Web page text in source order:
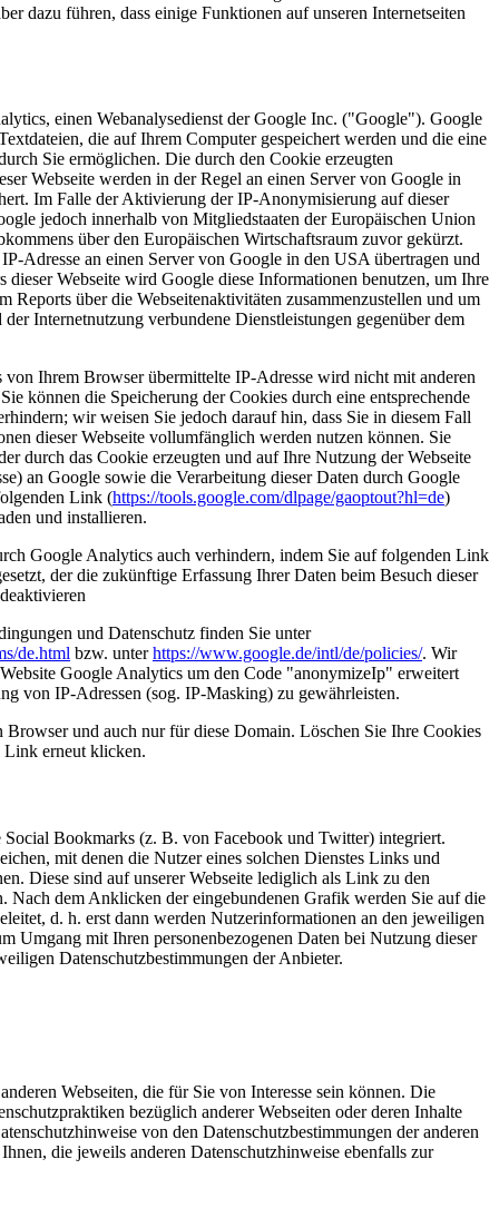
dazu führen, dass einige Funktionen auf unseren Internetseiten
einen Webanalysedienst der Google Inc. ("Google"). Google
die auf Ihrem Computer gespeichert werden und die eine
Sie ermöglichen. Die durch den Cookie erzeugten
Webseite werden in der Regel an einen Server von Google in
Im Falle der Aktivierung der IP-Anonymisierung auf dieser
jedoch innerhalb von Mitgliedstaaten der Europäischen Union
über den Europäischen Wirtschaftsraum zuvor gekürzt.
Adresse an einen Server von Google in den USA übertragen und
dieser Webseite wird Google diese Informationen benutzen, um Ihre
Reports über die Webseitenaktivitäten zusammenzustellen und um
Internetnutzung verbundene Dienstleistungen gegenüber dem
Ihrem Browser übermittelte IP-Adresse wird nicht mit anderen
können die Speicherung der Cookies durch eine entsprechende
wir weisen Sie jedoch darauf hin, dass Sie in diesem Fall
dieser Webseite vollumfänglich werden nutzen können. Sie
durch das Cookie erzeugten und auf Ihre Nutzung der Webseite
an Google sowie die Verarbeitung dieser Daten durch Google
Link (https://tools.google.com/dlpage/gaoptout?hl=de)
und installieren.
Google Analytics auch verhindern, indem Sie auf folgenden Link
der die zukünftige Erfassung Ihrer Daten beim Besuch dieser
und Datenschutz finden Sie unter
de.html bzw. unterhttps://www.google.de/intl/de/policies/. Wir
Google Analytics um den Code "anonymizeIp" erweitert
von IP-Adressen (sog. IP-Masking) zu gewährleisten.
und auch nur für diese Domain. Löschen Sie Ihre Cookies
Link erneut klicken.
Social Bookmarks (z. B. von Facebook und Twitter) integriert.
mit denen die Nutzer eines solchen Dienstes Links und
Diese sind auf unserer Webseite lediglich als Link zu den
Nach dem Anklicken der eingebundenen Grafik werden Sie auf die
d. h. erst dann werden Nutzerinformationen an den jeweiligen
Umgang mit Ihren personenbezogenen Daten bei Nutzung dieser
Datenschutzbestimmungen der Anbieter.
Webseiten, die für Sie von Interesse sein können. Die
bezüglich anderer Webseiten oder deren Inhalte
von den Datenschutzbestimmungen der anderen
die jeweils anderen Datenschutzhinweise ebenfalls zur